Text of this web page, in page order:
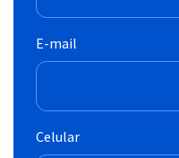
E-mail
Celular